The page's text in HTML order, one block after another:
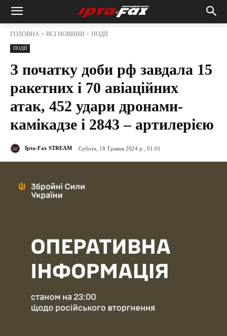
ГОЛОВНА ВСІ НОВИНИ ПОДІЇ
ПОДІЇ
З початку доби рф завдала 15
ракетних і 70 авіаційних
атак, 452 удари дронами-
камікадзе і 2843 – артилерією
Ірта-Fax STREAM Субота, 18 Травня 2024 р., 01:01